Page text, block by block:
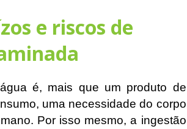
e riscos de
é, mais que um produto de
uma necessidade do corpo
Por isso mesmo, a ingestão